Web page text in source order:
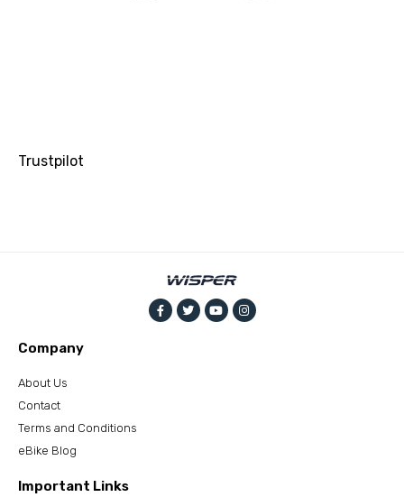
Trustpilot
Company
About Us
Contact
Terms and Conditions
eBike Blog
Important Links